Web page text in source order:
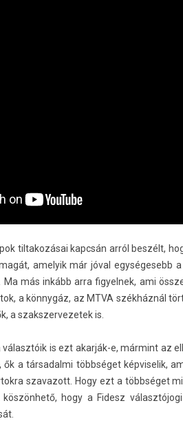
til­takozásai kapcsán arról beszélt,
amelyik már jóval egységesebb
Ma más inkább arra figyel­nek, ami
a könnygáz, az MTVA székháznál
a szakszer­vezetek is.
is ezt akarják-e, mármint az
a tár­sadal­mi többséget kép­viselik,
szavazott. Hogy ezt a többséget
hogy a Fidesz